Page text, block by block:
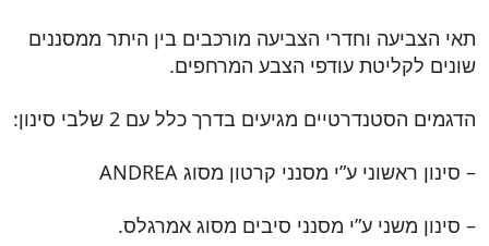
תאי הצביעה וחדרי הצביעה מורכבים בין היתר ממסננים
שונים לקליטת עודפי הצבע המרחפים.
הדגמים הסטנדרטיים מגיעים בדרך כלל עם 2 שלבי סינון:
– סינון ראשוני ע”י מסנני קרטון מסוג ANDREA
– סינון משני ע”י מסנני סיבים מסוג אמרגלס.